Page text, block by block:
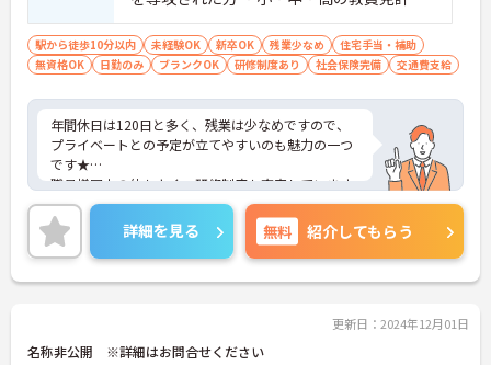
幼稚園教諭の免許保有者 等 ※無資格・未経
験も相談可能
駅から徒歩10分以内 未経験OK 新卒OK 残業少なめ
住宅手当・補助
無資格OK
日勤のみ ブランクOK 研修制度あり 社会保険完備 交通費支給
年間休日は120日と多く、残業は少なめですので、
プライベートとの予定が立てやすいのも魅力の一つ
です★
職員様同士の仲もよく、研修制度も充実しています
ので、初めての方はもちろん、
働きながらスキルアップを目指したいという方にも
ぴったりです。
最寄駅からは徒歩1分と駅チカですので、アクセス
良好です♪
に詳細をお話しいたしますので、お気軽にご相談く
詳細を見る 無料 紹介してもらう
更新日：2024年12月01日
名称非公開 ※詳細はお問合せください